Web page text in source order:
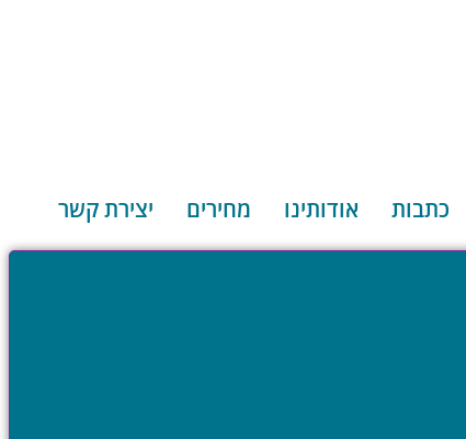
כתבות אודותינו מחירים
יצירת קשר